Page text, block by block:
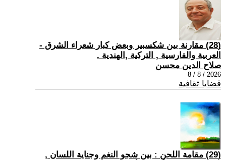
(28) مقارنة بين شكسبير وبعض كبار شعراء الشرق -
العربية والفارسية , التركية ,الهندية .
صلاح الدين محسن
2026 / 8 / 8
قضايا ثقافية
(29) مقامة اللحن : بين شجو النغم وجناية اللسان ,